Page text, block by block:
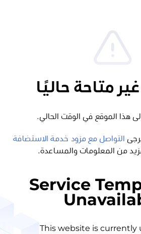
متاحة حاليًا
هذا الموقع في الوقت الحالي.
التواصل مع مزود خدمة الاستضافة
من المعلومات والمساعدة.
Service
This website is currently